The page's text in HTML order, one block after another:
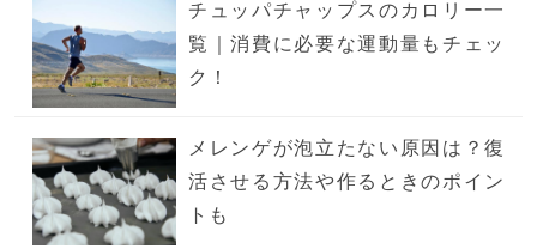
チュッパチャップスのカロリー一
覧｜消費に必要な運動量もチェッ
ク！
メレンゲが泡立たない原因は？復
活させる方法や作るときのポイン
トも